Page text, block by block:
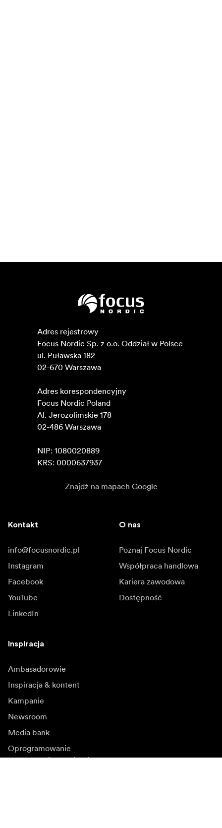
Adres rejestrowy
Focus Nordic Sp. z o.o. Oddział w Polsce
ul. Puławska 182
02-670 Warszawa
Adres korespondencyjny
Focus Nordic Poland
Al. Jerozolimskie 178
02-486 Warszawa
NIP: 1080020889
KRS: 0000637937
Znajdź na mapach Google
Kontakt
info@focusnordic.pl
Instagram
Facebook
YouTube
LinkedIn
O nas
Poznaj Focus Nordic
Współpraca handlowa
Kariera zawodowa
Dostępność
Inspiracja
Ambasadorowie
Inspiracja & kontent
Kampanie
Newsroom
Media bank
Oprogramowanie
sprzętowe i aktualizacje